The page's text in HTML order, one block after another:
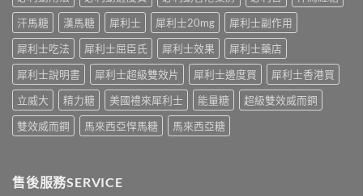
讀〉
大
開〉
中
效
術
要
打
折
讀〉
汗馬糖
漢馬糖 犀利士 犀利士20mg
犀利士副作用
犀利士吃法
犀利士屈臣氏 犀利士效果
犀利士藥店
犀利士說明書
犀利士超級雙效片 犀利士邊度買
犀利士香港買
立威大
精力糖 美國禮來犀利士 能量糖
超級雙效威而鋼
雙效威而鋼
馬來西亞悍馬糖 馬來西亞糖
售後服務SERVICE